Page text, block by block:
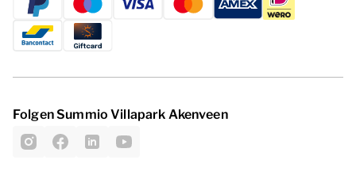
Folgen Summio Villapark Akenveen